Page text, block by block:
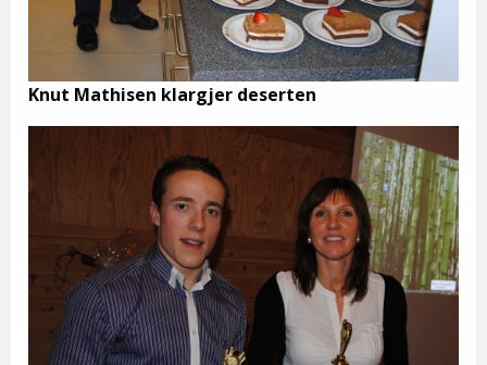
Knut Mathisen klargjer deserten